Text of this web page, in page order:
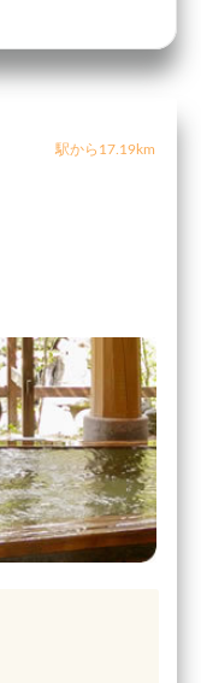
駅から17.19km